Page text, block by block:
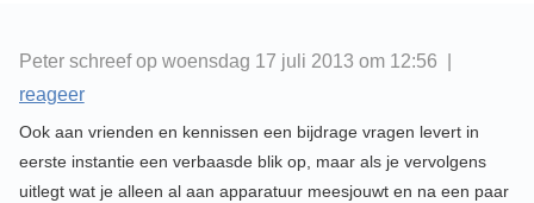
Peter schreef op woensdag 17 juli 2013 om 12:56 |
reageer
Ook aan vrienden en kennissen een bijdrage vragen levert in
eerste instantie een verbaasde blik op, maar als je vervolgens
uitlegt wat je alleen al aan apparatuur meesjouwt en na een paar